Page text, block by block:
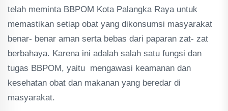
telah meminta BBPOM Kota Palangka Raya untuk
memastikan setiap obat yang dikonsumsi masyarakat
benar- benar aman serta bebas dari paparan zat- zat
berbahaya. Karena ini adalah salah satu fungsi dan
tugas BBPOM, yaitu mengawasi keamanan dan
kesehatan obat dan makanan yang beredar di
masyarakat.